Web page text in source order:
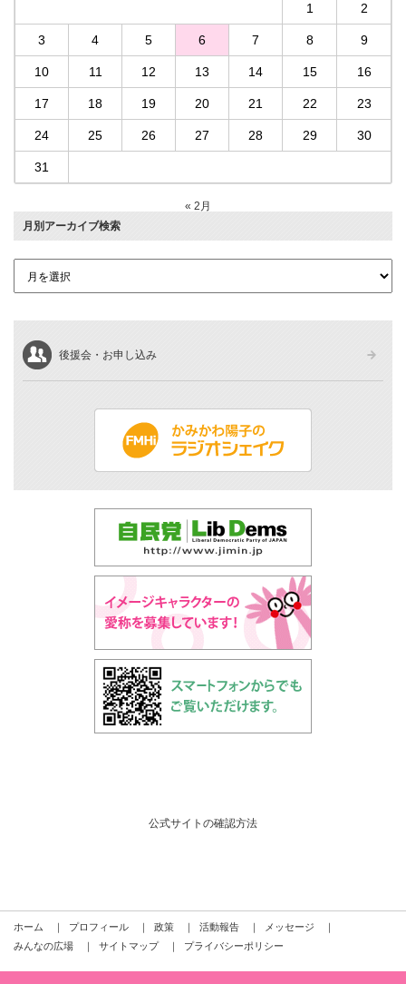
1 2
3 4 5 6 7 8 9
10 11 12 13 14 15 16
17 18 19 20 21 22 23
24 25 26 27 28 29 30
31
« 2月
月別アーカイブ検索
後援会・お申し込み
公式サイトの確認方法
ホーム プロフィール 政策 活動報告 メッセージ
みんなの広場
サイトマップ プライバシーポリシー